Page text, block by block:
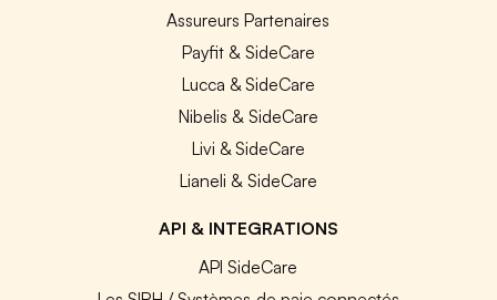
Assureurs Partenaires
Payfit & SideCare
Lucca & SideCare
Nibelis & SideCare
Livi & SideCare
Lianeli & SideCare
API & INTEGRATIONS
API SideCare